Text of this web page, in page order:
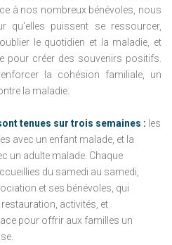
à nos nombreux bénévoles, nous
puissent se ressourcer,
le quotidien et la maladie, et
pour créer des souvenirs positifs.
la cohésion familiale, un
la maladie.
tenues sur trois semaines : les
avec un enfant malade, et la
un adulte malade. Chaque
du samedi au samedi,
et ses bénévoles, qui
activités, et
pour offrir aux familles un